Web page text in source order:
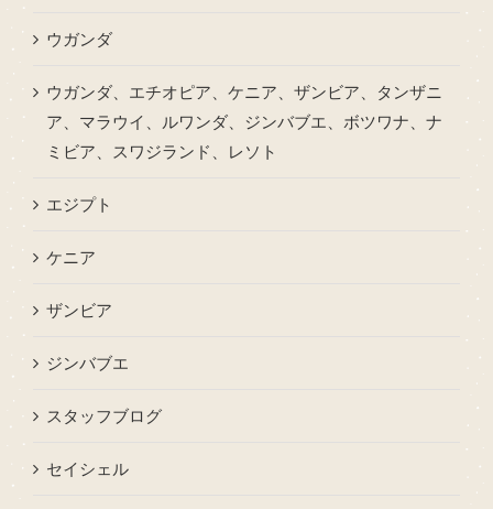
ウガンダ
ウガンダ、エチオピア、ケニア、ザンビア、タンザニ
ア、マラウイ、ルワンダ、ジンバブエ、ボツワナ、ナ
ミビア、スワジランド、レソト
エジプト
ケニア
ザンビア
ジンバブエ
スタッフブログ
セイシェル